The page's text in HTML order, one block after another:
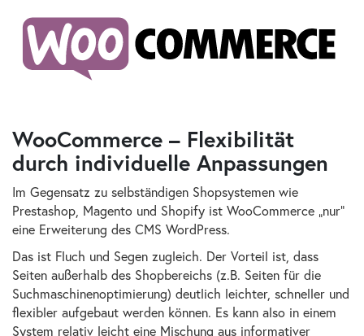
WooCommerce – Flexibilität
durch individuelle Anpassungen
Im Gegensatz zu selbständigen Shopsystemen wie
Prestashop, Magento und Shopify ist WooCommerce „nur“
eine Erweiterung des CMS WordPress.
Das ist Fluch und Segen zugleich. Der Vorteil ist, dass
Seiten außerhalb des Shopbereichs (z.B. Seiten für die
Suchmaschinenoptimierung) deutlich leichter, schneller und
flexibler aufgebaut werden können. Es kann also in einem
System relativ leicht eine Mischung aus informativer